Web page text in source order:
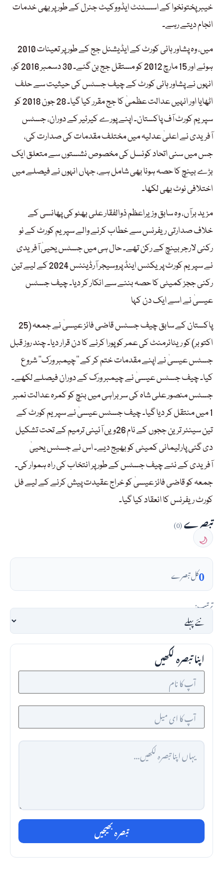
خیبر پختونخوا کے اسسٹنٹ ایڈووکیٹ جنرل کے طور پر بھی خدمات
انجام دیتے رہے۔
2010 میں، وہ پشاور ہائی کورٹ کے ایڈیشنل جج کے طور پر تعینات
ہوئے اور 15 مارچ 2012 کو مستقل جج بن گئے۔ 30 دسمبر 2016 کو،
انہوں نے پشاور ہائی کورٹ کے چیف جسٹس کی حیثیت سے حلف
اٹھایا اور انہیں عدالت عظمیٰ کا جج مقرر کیا گیا۔ 28 جون 2018 کو
سپریم کورٹ آف پاکستان۔ اپنے پورے کیرئیر کے دوران، جسٹس
آفریدی نے اعلیٰ عدلیہ میں مختلف مقدمات کی صدارت کی،
جس میں سنی اتحاد کونسل کی مخصوص نشستوں سے متعلق ایک
بڑے بینچ کا حصہ ہونا بھی شامل ہے، جہاں انہوں نے فیصلے میں
اختلافی نوٹ بھی لکھا۔
مزید برآں، وہ سابق وزیراعظم ذوالفقار علی بھٹو کی پھانسی کے
خلاف صدارتی ریفرنس سے خطاب کرنے والے سپریم کورٹ کے نو
رکنی لارجر بینچ کے رکن تھے۔ حال ہی میں جسٹس یحییٰ آفریدی
نے سپریم کورٹ پریکٹس اینڈ پروسیجر آرڈیننس 2024 کے لیے تین
رکنی ججز کمیٹی کا حصہ بننے سے انکار کر دیا۔ چیف جسٹس
عیسیٰ نے اسے ایک دن کہا
پاکستان کے سابق چیف جسٹس قاضی فائز عیسیٰ نے جمعہ (25
اکتوبر) کو ریٹائرمنٹ کی عمر کو پورا کرنے کا دن قرار دیا۔ چند روز قبل
جسٹس عیسیٰ نے اپنے مقدمات ختم کر کے ’’چیمبر ورک‘‘ شروع
کیا۔ چیف جسٹس عیسیٰ نے چیمبر ورک کے دوران فیصلے لکھے۔
جسٹس منصور علی شاہ کی سربراہی میں بنچ کو کمرہ عدالت نمبر
1 میں منتقل کر دیا گیا۔ چیف جسٹس عیسیٰ نے سپریم کورٹ کے
تین سینئر ترین ججوں کے نام 26ویں آئینی ترمیم کے تحت تشکیل
دی گئی پارلیمانی کمیٹی کو بھیج دیے۔ اس نے جسٹس یحییٰ
آفریدی کے نئے چیف جسٹس کے طور پر انتخاب کی راہ ہموار کی۔
جمعہ کو قاضی فائز عیسیٰ کو خراج عقیدت پیش کرنے کے لیے فل
کورٹ ریفرنس کا انعقاد کیا گیا۔
تبصرے(0)
🌙
0کل تبصرے
ترتیب:
اپنا تبصرہ لکھیں
تبصرہ بھیجیں